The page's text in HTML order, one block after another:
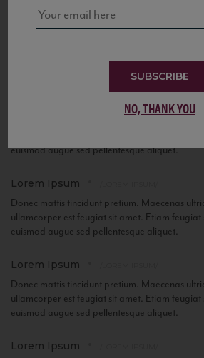
Lorem Ipsum /LOREM IPSUM/
/LOREM IPSUM/
euismod augue sed pellentesque aliquet.
Lorem Ipsum
Donec mattis tincidunt pretium. Maecenas
ullamcorper est feugiat sit amet. Etiam
euismod augue sed pellentesque aliquet.
Lorem Ipsum
Donec mattis tincidunt pretium. Maecenas
ullamcorper est feugiat sit amet. Etiam
euismod augue sed pellentesque aliquet.
Lorem Ipsum
SUBSCRIBE
NO, THANK YOU